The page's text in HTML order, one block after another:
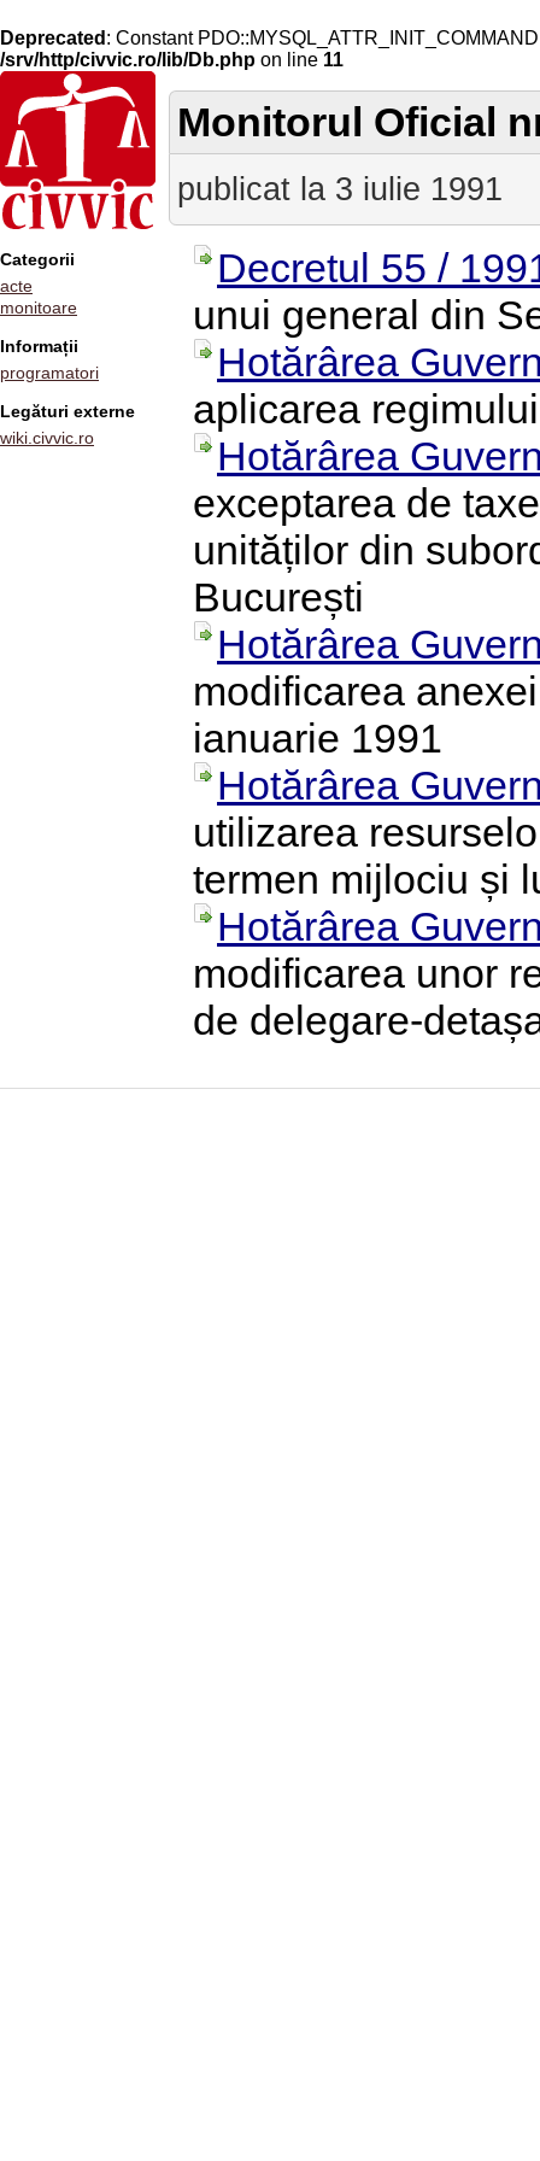
Deprecated : Constant
/srv/http/civvic.ro/lib/Db.php on line 11
Categorii
acte
monitoare
Informații
programatori
Legături externe
wiki.civvic.ro
Monitorul Oficial
publicat la 3 iulie 1991
Decretul 55 /
unui general din
Hotărârea
aplicarea
Hotărârea
exceptarea de
unităților din
București
Hotărârea
modificarea
ianuarie 1991
Hotărârea
utilizarea
termen mijlociu și
Hotărârea
modificarea unor
de delegare-